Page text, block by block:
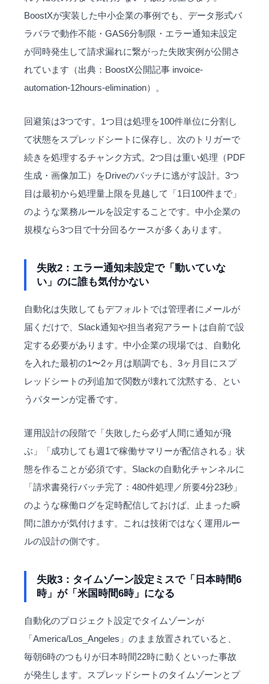
BoostXが実装した中小企業の事例でも、データ形式バ
ラバラで動作不能・GAS6分制限・エラー通知未設定
が同時発生して請求漏れに繋がった失敗実例が公開さ
れています（出典：BoostX公開記事 invoice-
automation-12hours-elimination）。
回避策は3つです。1つ目は処理を100件単位に分割し
て状態をスプレッドシートに保存し、次のトリガーで
続きを処理するチャンク方式。2つ目は重い処理（PDF
生成・画像加工）をDriveのバッチに逃がす設計。3つ
目は最初から処理量上限を見越して「1日100件まで」
のような業務ルールを設定することです。中小企業の
規模なら3つ目で十分回るケースが多くあります。
失敗2：エラー通知未設定で「動いていな
い」のに誰も気付かない
自動化は失敗してもデフォルトでは管理者にメールが
届くだけで、Slack通知や担当者宛アラートは自前で設
定する必要があります。中小企業の現場では、自動化
を入れた最初の1〜2ヶ月は順調でも、3ヶ月目にスプ
レッドシートの列追加で関数が壊れて沈黙する、とい
うパターンが定番です。
運用設計の段階で「失敗したら必ず人間に通知が飛
ぶ」「成功しても週1で稼働サマリーが配信される」状
態を作ることが必須です。Slackの自動化チャンネルに
「請求書発行バッチ完了：480件処理／所要4分23秒」
のような稼働ログを定時配信しておけば、止まった瞬
間に誰かが気付けます。これは技術ではなく運用ルー
ルの設計の側です。
失敗3：タイムゾーン設定ミスで「日本時間6
時」が「米国時間6時」になる
自動化のプロジェクト設定でタイムゾーンが
「America/Los_Angeles」のまま放置されていると、
毎朝6時のつもりが日本時間22時に動くといった事故
が発生します。スプレッドシートのタイムゾーンとプ